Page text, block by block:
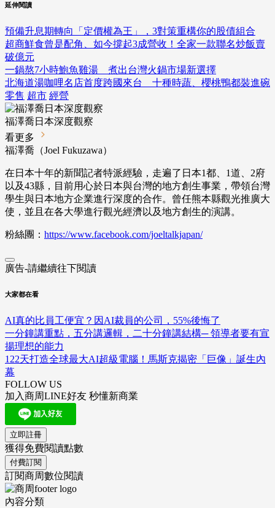
延伸閱讀
預備升息期轉向「定價權為王」，3對策重構你的股債組合
超商鮮食曾是配角、如今撐起3成營收！全家一款聯名炒飯賣
破億元
一鍋熬7小時鮑魚雞湯 煮出台灣火鍋市場新選擇
北海道湯咖哩名店首度跨國來台 十種時蔬、櫻桃鴨都裝進碗
零售 超市 經營
福澤喬日本深度觀察
看更多
福澤喬（Joel Fukuzawa）
在日本十年的新聞記者特派經驗，走遍了日本1都、1道、2府
以及43縣，目前用心於日本與台灣的地方創生事業，帶領台灣
學生與日本地方企業進行深度的合作。曾任熊本縣觀光推廣大
使，並且在各大學進行觀光經濟以及地方創生的演講。
粉絲團： https://www.facebook.com/joeltalkjapan/
廣告-請繼續往下閱讀
大家都在看
AI真的比員工便宜？因AI裁員的公司，55%後悔了
一分鐘講重點，五分講邏輯，二十分鐘講結構─ 領導者要有宣
揚理想的能力
122天打造全球最大AI超級電腦！馬斯克揭密「巨像」誕生內
幕
FOLLOW US
加入商周LINE好友 秒懂新商業
立即註冊
獲得免費閱讀點數
付費訂閱
訂閱商周數位閱讀
內容分類